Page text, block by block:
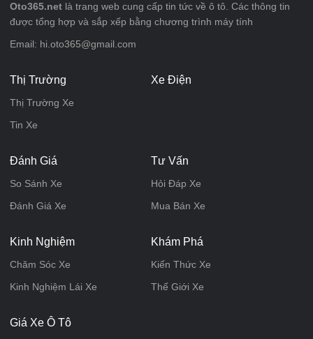
Oto365.net là trang web cung cấp tin tức về ô tô. Các thông tin
được tổng hợp và sắp xếp bằng chương trình máy tính
Email: hi.oto365@gmail.com
Thị Trường
Thị Trường Xe
Tin Xe
Xe Điện
Đánh Giá
So Sánh Xe
Đánh Giá Xe
Tư Vấn
Hỏi Đáp Xe
Mua Bán Xe
Kinh Nghiệm
Chăm Sóc Xe
Kinh Nghiệm Lái Xe
Khám Phá
Kiến Thức Xe
Thế Giới Xe
Giá Xe Ô Tô